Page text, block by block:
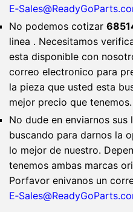
No podemos cotizar
linea . Necesitamos
esta disponible con
correo electronico para
la pieza que usted esta
mejor precio que tenemos.
No dude en enviarnos
buscando para darnos la
lo mejor de nuestro.
tenemos ambas marcas
Porfavor enivanos un